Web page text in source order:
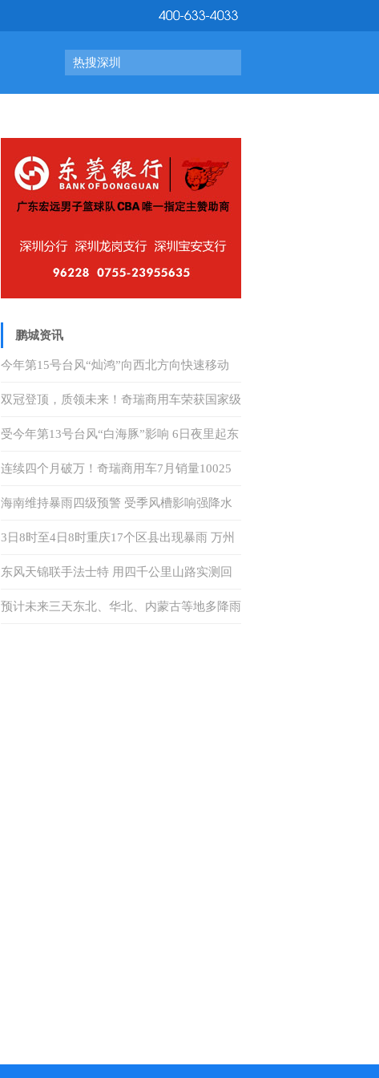
热搜深圳
鹏城资讯
今年第15号台风“灿鸿”向西北方向快速移动
未来对我国无影响
双冠登顶，质领未来！奇瑞商用车荣获国家级
动力电池安全赛事双赛道一等奖
受今年第13号台风“白海豚”影响 6日夜里起东
海海域风力逐渐增强
连续四个月破万！奇瑞商用车7月销量10025
辆，同比增长48.6%，出口同比增长96%
海南维持暴雨四级预警 受季风槽影响强降水
天气将持续至7日
3日8时至4日8时重庆17个区县出现暴雨 万州
出现特大暴雨
东风天锦联手法士特 用四千公里山路实测回
答何为“中卡创富优解”
预计未来三天东北、华北、内蒙古等地多降雨